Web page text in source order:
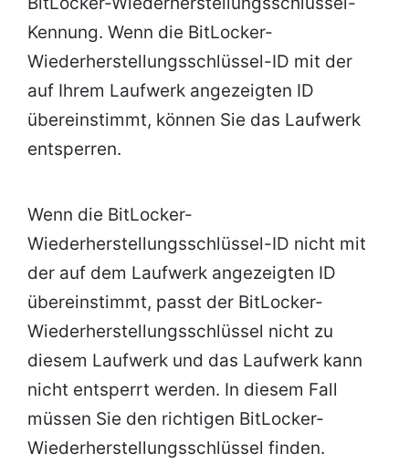
Kennung. Wenn die BitLocker-
Wiederherstellungsschlüssel-ID mit der
auf Ihrem Laufwerk angezeigten ID
übereinstimmt, können Sie das Laufwerk
entsperren.
Wenn die BitLocker-
Wiederherstellungsschlüssel-ID nicht mit
der auf dem Laufwerk angezeigten ID
übereinstimmt, passt der BitLocker-
Wiederherstellungsschlüssel nicht zu
diesem Laufwerk und das Laufwerk kann
nicht entsperrt werden. In diesem Fall
müssen Sie den richtigen BitLocker-
Wiederherstellungsschlüssel finden.